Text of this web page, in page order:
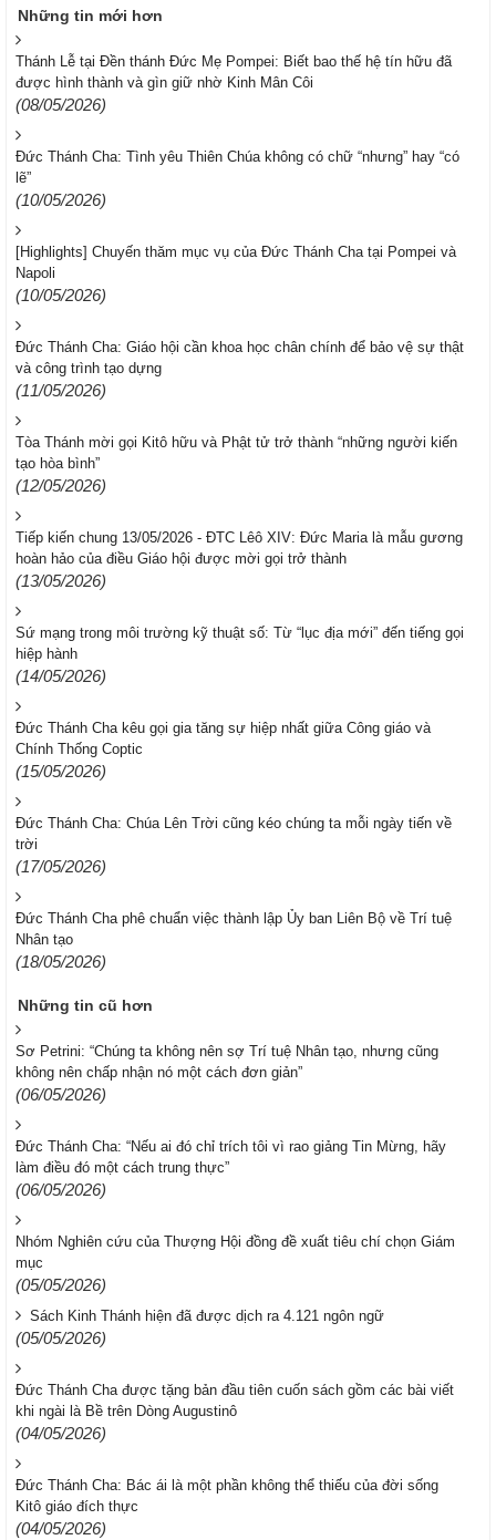
Những tin mới hơn
Thánh Lễ tại Đền thánh Đức Mẹ Pompei: Biết bao thế hệ tín hữu đã
được hình thành và gìn giữ nhờ Kinh Mân Côi
(08/05/2026)
Đức Thánh Cha: Tình yêu Thiên Chúa không có chữ “nhưng” hay “có
lẽ”
(10/05/2026)
[Highlights] Chuyến thăm mục vụ của Đức Thánh Cha tại Pompei và
Napoli
(10/05/2026)
Đức Thánh Cha: Giáo hội cần khoa học chân chính để bảo vệ sự thật
và công trình tạo dựng
(11/05/2026)
Tòa Thánh mời gọi Kitô hữu và Phật tử trở thành “những người kiến
tạo hòa bình”
(12/05/2026)
Tiếp kiến chung 13/05/2026 - ĐTC Lêô XIV: Đức Maria là mẫu gương
hoàn hảo của điều Giáo hội được mời gọi trở thành
(13/05/2026)
Sứ mạng trong môi trường kỹ thuật số: Từ “lục địa mới” đến tiếng gọi
hiệp hành
(14/05/2026)
Đức Thánh Cha kêu gọi gia tăng sự hiệp nhất giữa Công giáo và
Chính Thống Coptic
(15/05/2026)
Đức Thánh Cha: Chúa Lên Trời cũng kéo chúng ta mỗi ngày tiến về
trời
(17/05/2026)
Đức Thánh Cha phê chuẩn việc thành lập Ủy ban Liên Bộ về Trí tuệ
Nhân tạo
(18/05/2026)
Những tin cũ hơn
Sơ Petrini: “Chúng ta không nên sợ Trí tuệ Nhân tạo, nhưng cũng
không nên chấp nhận nó một cách đơn giản”
(06/05/2026)
Đức Thánh Cha: “Nếu ai đó chỉ trích tôi vì rao giảng Tin Mừng, hãy
làm điều đó một cách trung thực”
(06/05/2026)
Nhóm Nghiên cứu của Thượng Hội đồng đề xuất tiêu chí chọn Giám
mục
(05/05/2026)
Sách Kinh Thánh hiện đã được dịch ra 4.121 ngôn ngữ
(05/05/2026)
Đức Thánh Cha được tặng bản đầu tiên cuốn sách gồm các bài viết
khi ngài là Bề trên Dòng Augustinô
(04/05/2026)
Đức Thánh Cha: Bác ái là một phần không thể thiếu của đời sống
Kitô giáo đích thực
(04/05/2026)